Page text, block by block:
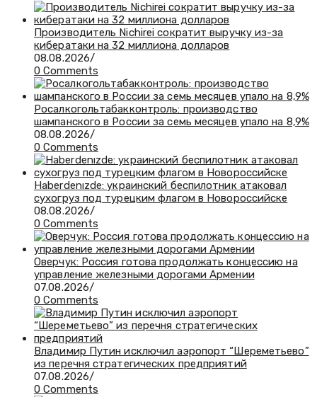
Производитель Nichirei сократит выручку из-за
кибератаки на 32 миллиона долларов
08.08.2026/
0 Comments
Росалкогольтабакконтроль: производство
шампанского в России за семь месяцев упало на 8,9%
08.08.2026/
0 Comments
Haberdenızde: украинский беспилотник атаковал
сухогруз под турецким флагом в Новороссийске
08.08.2026/
0 Comments
Оверчук: Россия готова продолжать концессию на
управление железными дорогами Армении
07.08.2026/
0 Comments
Владимир Путин исключил аэропорт “Шереметьево”
из перечня стратегических предприятий
07.08.2026/
0 Comments